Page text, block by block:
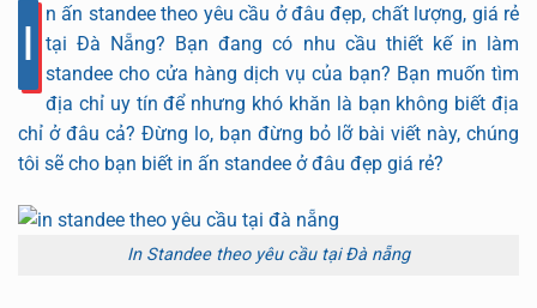
I
n ấn standee theo yêu cầu ở đâu đẹp, chất lượng, giá rẻ
tại Đà Nẵng? Bạn đang có nhu cầu thiết kế in làm
standee cho cửa hàng dịch vụ của bạn? Bạn muốn tìm
địa chỉ uy tín để nhưng khó khăn là bạn không biết địa
chỉ ở đâu cả? Đừng lo, bạn đừng bỏ lỡ bài viết này, chúng
tôi sẽ cho bạn biết in ấn standee ở đâu đẹp giá rẻ?
In Standee theo yêu cầu tại Đà nẵng